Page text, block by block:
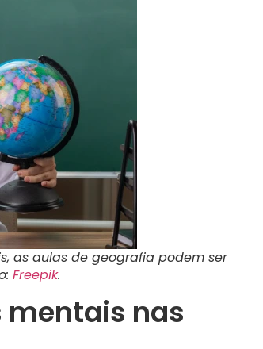
as aulas de geografia podem ser
Freepik.
nas